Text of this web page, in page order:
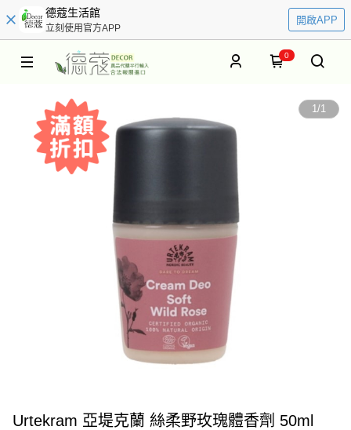
德蔻生活館
立刻使用官方APP
開啟APP
0
1/1
Urtekram 亞堤克蘭 絲柔野玫瑰體香劑 50ml